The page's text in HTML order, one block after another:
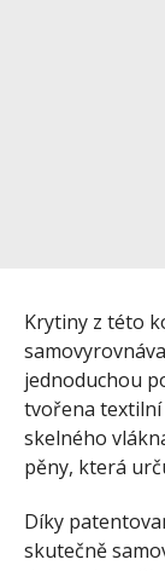
Krytiny z této
jednoduchou
tvořena
skelného
pěny, která
Díky
skutečně